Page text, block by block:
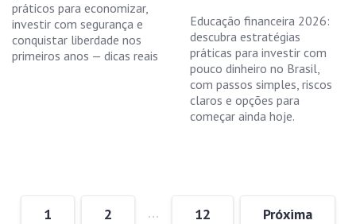
práticos para economizar,
investir com segurança e
conquistar liberdade nos
primeiros anos — dicas reais
Educação financeira 2026:
descubra estratégias
práticas para investir com
pouco dinheiro no Brasil,
com passos simples, riscos
claros e opções para
começar ainda hoje.
1 2 … 12 Próxima